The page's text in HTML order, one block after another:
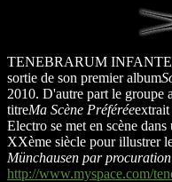
TENEBRARUM
sortie de son premier album
2010. D'autre part le groupe
titreMa Scène Préférée
Electro se met en scène
XXème siècle pour illustrer
Münchausen par procuration
http://www.myspace.com/